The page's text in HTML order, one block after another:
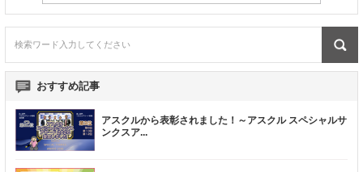
おすすめ記事
アスクルから表彰されました！～アスクル スペシャルサ
ンクスア...